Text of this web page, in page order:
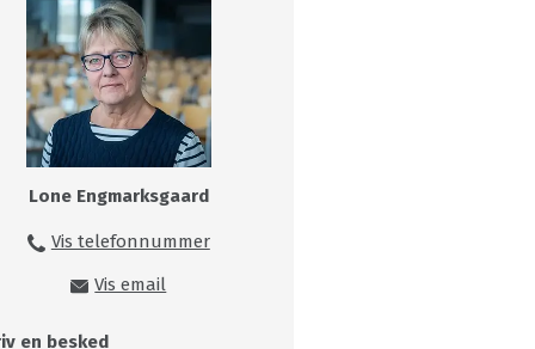
Lone Engmarksgaard
Vis telefonnummer
Vis email
loe@skivecollege.dk
en besked